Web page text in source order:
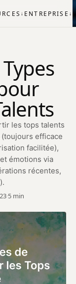
↓ ENTREPRISE ↓
les tops talents
efficace
facilitée),
émotions via
récentes,
·5 min